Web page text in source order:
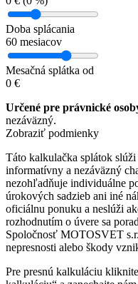
Doba splácania
60 mesiacov
Mesačná splátka od
0 €
Určené pre právnické
nezáväzný.
Zobraziť podmienky
Táto kalkulačka splátok
informatívny a nezáväzný
nezohľadňuje individuálne
úrokových sadzieb ani iné
oficiálnu ponuku a neslúži
rozhodnutím o úvere sa
Spoločnosť MOTOSVET
nepresnosti alebo škody
Pre presnú kalkuláciu